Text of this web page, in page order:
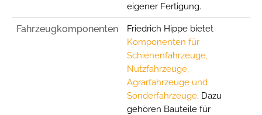
eigener Fertigung.
Fahrzeugkomponenten
Friedrich Hippe bietet
Komponenten für
Schienenfahrzeuge,
Nutzfahrzeuge,
Agrarfahrzeuge und
Sonderfahrzeuge. Dazu
gehören Bauteile für
Speichert, über welchen Link der Nutzer auf die Website
gelangt ist.
EXTERNE MEDIEN